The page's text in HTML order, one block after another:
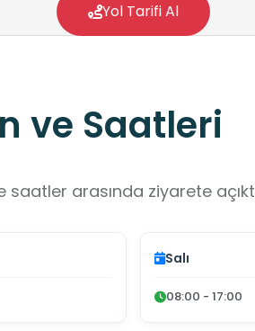
Yol Tarifi Al
ve Saatleri
arasında ziyarete
Salı
08:00 - 17:00